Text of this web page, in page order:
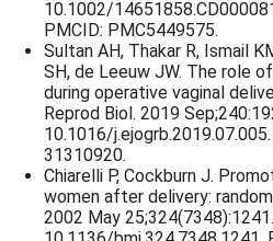
10.1002/
PMCID: PMC5449575.
Sultan AH, Thakar R, Ismail
SH, de Leeuw JW. The role
during operative vaginal
Reprod Biol. 2019
10.1016/
31310920.
Chiarelli P, Cockburn J.
women after delivery:
2002 May